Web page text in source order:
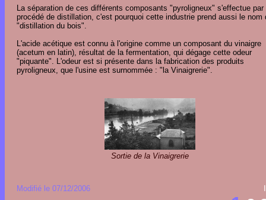
La séparation de ces différents composants "pyroligneux" s'effectue par
procédé de distillation, c'est pourquoi cette industrie prend aussi le nom
"distillation du bois".
L'acide acétique est connu à l'origine comme un composant du vinaigre
(acetum en latin), résultat de la fermentation, qui dégage cette odeur
"piquante". L'odeur est si présente dans la fabrication des produits
pyroligneux, que l'usine est surnommée : "la Vinaigrerie".
Sortie de la Vinaigrerie
Modifié le 07/12/2006